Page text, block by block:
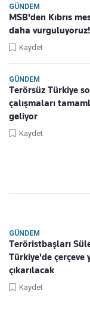
GÜNDEM
MSB'den Kıbrıs
daha vurguluyoruz!
Kaydet
GÜNDEM
Terörsüz Türkiye
çalışmaları
geliyor
Kaydet
GÜNDEM
Teröristbaşları
Türkiye'de
çıkarılacak
Kaydet